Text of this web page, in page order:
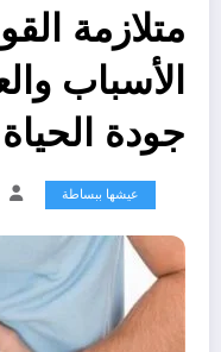
متلازمة
الأسباب
جودة الحياة
عيشها ببساطة